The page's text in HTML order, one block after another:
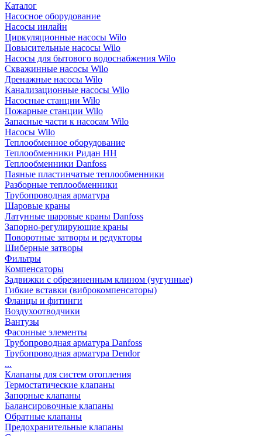
Каталог
Насосное оборудование
Насосы инлайн
Циркуляционные насосы Wilo
Повысительные насосы Wilo
Насосы для бытового водоснабжения Wilo
Скважинные насосы Wilo
Дренажные насосы Wilo
Канализационные насосы Wilo
Насосные станции Wilo
Пожарные станции Wilo
Запасные части к насосам Wilo
Насосы Wilo
Теплообменное оборудование
Теплообменники Ридан НН
Теплообменники Danfoss
Паяные пластинчатые теплообменники
Разборные теплообменники
Трубопроводная арматура
Шаровые краны
Латунные шаровые краны Danfoss
Запорно-регулирующие краны
Поворотные затворы и редукторы
Шиберные затворы
Фильтры
Компенсаторы
Задвижки с обрезиненным клином (чугунные)
Гибкие вставки (виброкомпенсаторы)
Фланцы и фитинги
Воздухоотводчики
Вантузы
Фасонные элементы
Трубопроводная арматура Danfoss
Трубопроводная арматура Dendor
...
Клапаны для систем отопления
Термостатические клапаны
Запорные клапаны
Балансировочные клапаны
Обратные клапаны
Предохранительные клапаны